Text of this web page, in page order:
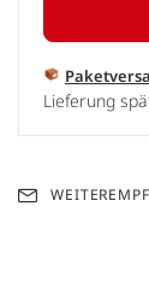
Lieferung